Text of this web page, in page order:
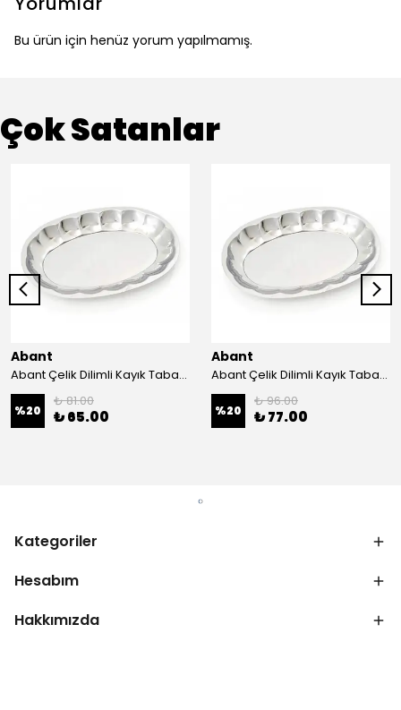
Bu ürün için henüz yorum yapılmamış.
Çok Satanlar
Abant
Abant Çelik Dilimli Kayık Tabak No:1 ; 14x21 cm.
%20
₺ 81.00
₺ 65.00
Abant
Abant Çelik Dilimli Kayık Tabak No:2 ; 16,5x24,5 cm.
%20
₺ 96.00
₺ 77.00
Kategoriler
Hesabım
Hakkımızda